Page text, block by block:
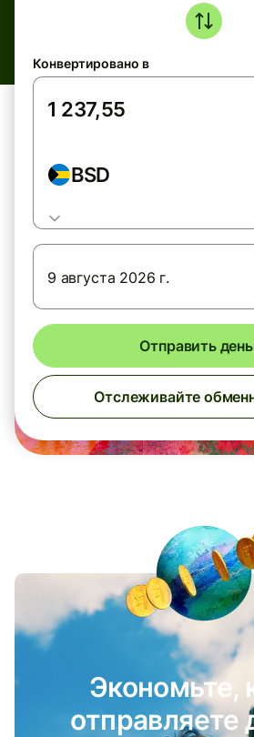
Конвертировано в
BSD
9 августа 2026 г.
Отправить
Отслеживайте
Экономьте,
отправляете